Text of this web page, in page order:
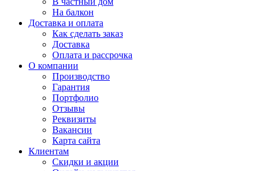
На балкон
Доставка и оплата
Как сделать заказ
Доставка
Оплата и рассрочка
О компании
Производство
Гарантия
Портфолио
Отзывы
Реквизиты
Вакансии
Карта сайта
Клиентам
Скидки и акции